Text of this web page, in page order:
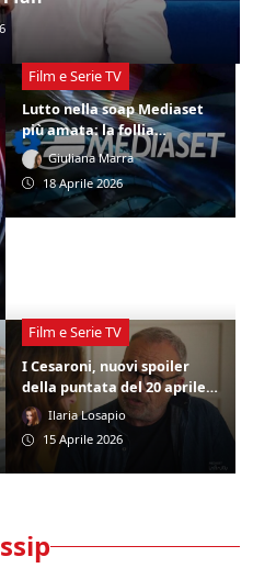
Film e Serie TV
Lutto nella soap Mediaset
più amata: la follia
improvvisa e il gesto
estremo. Addio alla
protagonista
Giuliana Marra
18 Aprile 2026
Film e Serie TV
I Cesaroni, nuovi spoiler
della puntata del 20 aprile:
Giulio fa un'amara scoperta
Ilaria Losapio
15 Aprile 2026